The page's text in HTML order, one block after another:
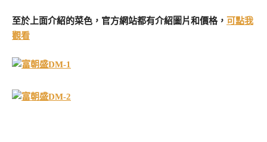
至於上面介紹的菜色，官方網站都有介紹圖片和價格， 可點我
觀看